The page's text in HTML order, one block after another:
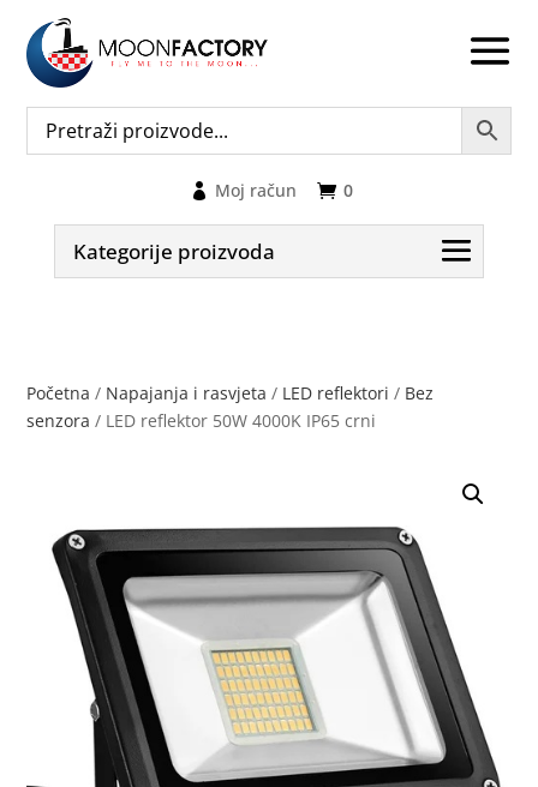
0
Moj račun
Kategorije proizvoda
Početna / Napajanja i rasvjeta / LED reflektori / Bez
senzora / LED reflektor 50W 4000K IP65 crni